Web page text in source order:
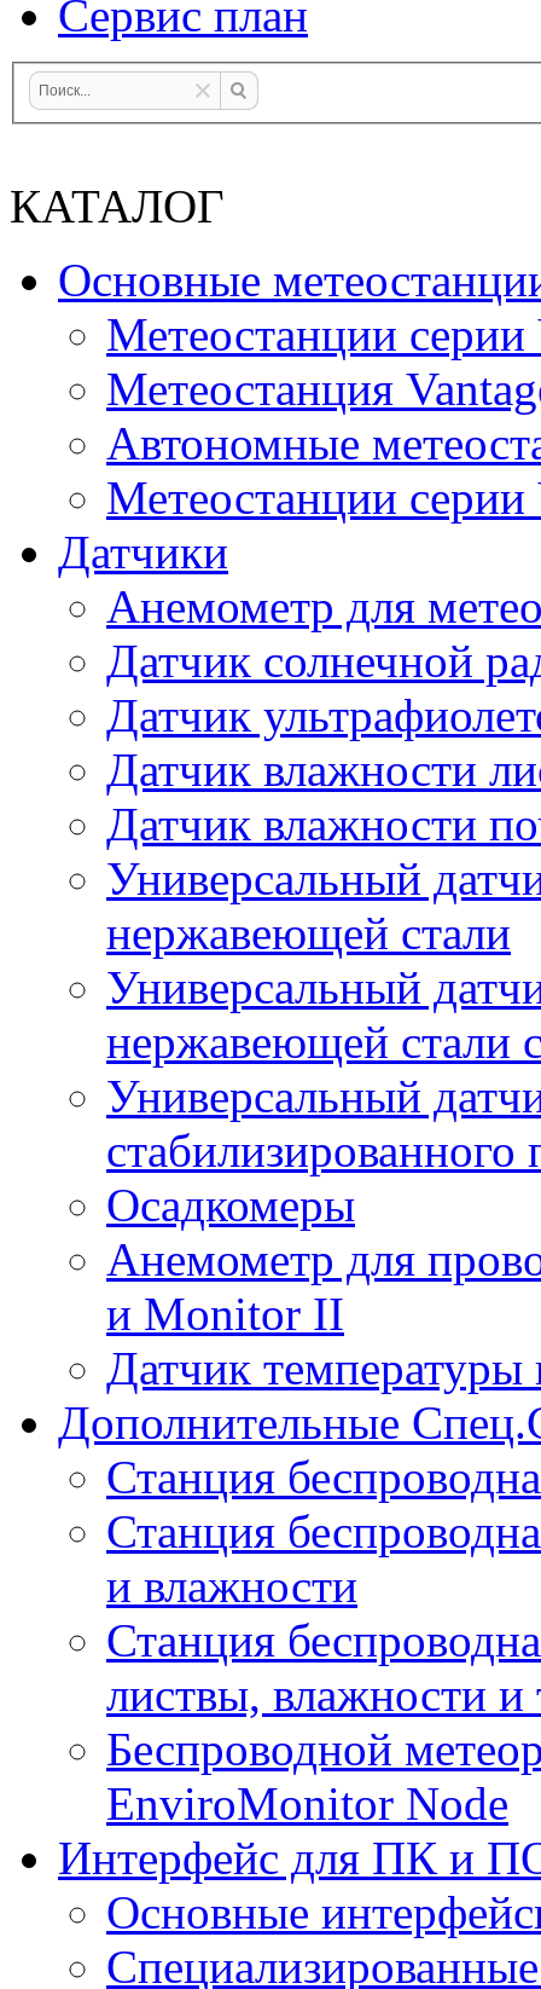
Сервис план
КАТАЛОГ
Основные
Метеостанции
Метеостанция
Автономные
Метеостанции серии
Датчики
Анемометр для
Датчик солнечной
Датчик
Датчик влажности
Датчик влажности
Универсальный
нержавеющей стали
Универсальный
нержавеющей стали
Универсальный
стабилизированного
Осадкомеры
Анемометр для
и Monitor II
Датчик температуры
Дополнительные
Станция
Станция
и влажности
Станция
листвы, влажности
Беспроводной
EnviroMonitor Node
Интерфейс для ПК и
Основные